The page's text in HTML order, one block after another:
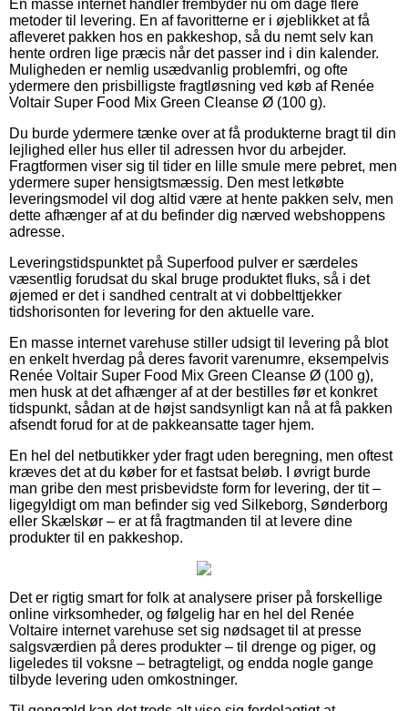
En masse internet handler frembyder nu om dage flere
metoder til levering. En af favoritterne er i øjeblikket at få
afleveret pakken hos en pakkeshop, så du nemt selv kan
hente ordren lige præcis når det passer ind i din kalender.
Muligheden er nemlig usædvanlig problemfri, og ofte
ydermere den prisbilligste fragtløsning ved køb af Renée
Voltair Super Food Mix Green Cleanse Ø (100 g).
Du burde ydermere tænke over at få produkterne bragt til din
lejlighed eller hus eller til adressen hvor du arbejder.
Fragtformen viser sig til tider en lille smule mere pebret, men
ydermere super hensigtsmæssig. Den mest letkøbte
leveringsmodel vil dog altid være at hente pakken selv, men
dette afhænger af at du befinder dig nærved webshoppens
adresse.
Leveringstidspunktet på Superfood pulver er særdeles
væsentlig forudsat du skal bruge produktet fluks, så i det
øjemed er det i sandhed centralt at vi dobbelttjekker
tidshorisonten for levering for den aktuelle vare.
En masse internet varehuse stiller udsigt til levering på blot
en enkelt hverdag på deres favorit varenumre, eksempelvis
Renée Voltair Super Food Mix Green Cleanse Ø (100 g),
men husk at det afhænger af at der bestilles før et konkret
tidspunkt, sådan at de højst sandsynligt kan nå at få pakken
afsendt forud for at de pakkeansatte tager hjem.
En hel del netbutikker yder fragt uden beregning, men oftest
kræves det at du køber for et fastsat beløb. I øvrigt burde
man gribe den mest prisbevidste form for levering, der tit –
ligegyldigt om man befinder sig ved Silkeborg, Sønderborg
eller Skælskør – er at få fragtmanden til at levere dine
produkter til en pakkeshop.
Det er rigtig smart for folk at analysere priser på forskellige
online virksomheder, og følgelig har en hel del Renée
Voltaire internet varehuse set sig nødsaget til at presse
salgsværdien på deres produkter – til drenge og piger, og
ligeledes til voksne – betragteligt, og endda nogle gange
tilbyde levering uden omkostninger.